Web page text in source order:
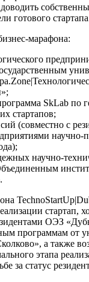
готового
марафона:
SkLab по
стартапов;
(совместно с
научно-
научно-
стартап,
ОЭЗ
программам от
а также
этапа
за статус